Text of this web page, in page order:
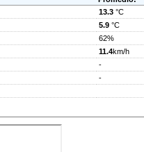
13.3 °C
5.9 °C
62%
11.4km/h
-
-